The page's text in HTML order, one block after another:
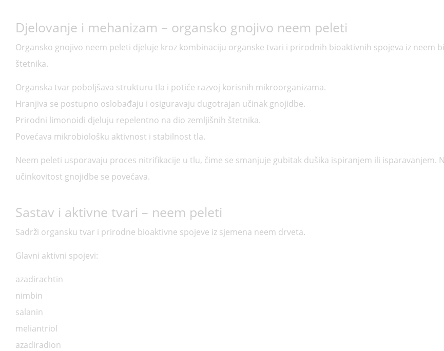
Djelovanje i mehanizam – organsko gnojivo neem peleti
Organsko gnojivo neem peleti djeluje kroz kombinaciju organske tvari i prirodnih bioaktivnih spojeva iz neem
štetnika.
Organska tvar poboljšava strukturu tla i potiče razvoj korisnih mikroorganizama.
Hranjiva se postupno oslobađaju i osiguravaju dugotrajan učinak gnojidbe.
Prirodni limonoidi djeluju repelentno na dio zemljišnih štetnika.
Povećava mikrobiološku aktivnost i stabilnost tla.
Neem peleti usporavaju proces nitrifikacije u tlu, čime se smanjuje gubitak dušika ispiranjem ili isparavanjem.
učinkovitost gnojidbe se povećava.
Sastav i aktivne tvari – neem peleti
Sadrži organsku tvar i prirodne bioaktivne spojeve iz sjemena neem drveta.
Glavni aktivni spojevi:
azadirachtin
nimbin
salanin
meliantriol
azadiradion